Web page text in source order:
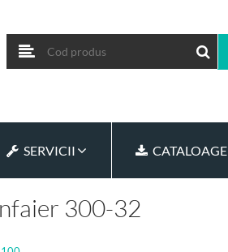
SERVICII CATALOAGE
300-32